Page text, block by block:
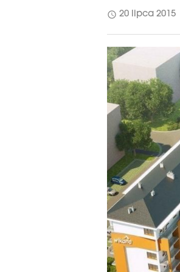
schedule 20 lipca 2015